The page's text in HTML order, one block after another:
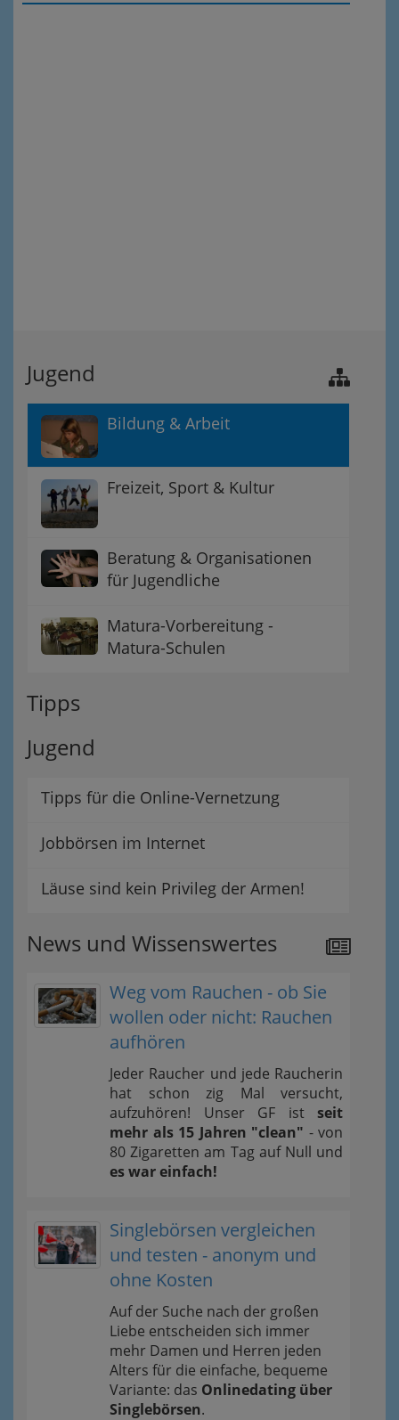
Jugend
Bildung & Arbeit
Freizeit, Sport & Kultur
Beratung & Organisationen
für Jugendliche
Matura-Vorbereitung -
Matura-Schulen
Tipps
Jugend
Tipps für die Online-Vernetzung
Jobbörsen im Internet
Läuse sind kein Privileg der Armen!
News und Wissenswertes
Weg vom Rauchen - ob Sie
wollen oder nicht: Rauchen
aufhören
Jeder Raucher und jede Raucherin
hat schon zig Mal versucht,
aufzuhören! Unser GF ist seit
mehr als 15 Jahren "clean" - von
80 Zigaretten am Tag auf Null und
es war einfach!
Singlebörsen vergleichen
und testen - anonym und
ohne Kosten
Auf der Suche nach der großen
Liebe entscheiden sich immer
mehr Damen und Herren jeden
Alters für die einfache, bequeme
Variante: das Onlinedating über
Singlebörsen.